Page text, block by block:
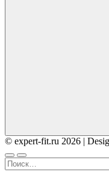
© expert-fit.ru 2026 |
Найти: